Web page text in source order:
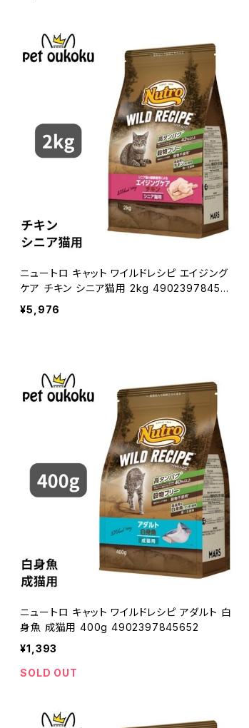
ニュートロ キャット ワイルドレシピ エイジング
ケア チキン シニア猫用 2kg 490239784587
4
¥5,976
ニュートロ キャット ワイルドレシピ アダルト 白
身魚 成猫用 400g 4902397845652
¥1,393
SOLD OUT